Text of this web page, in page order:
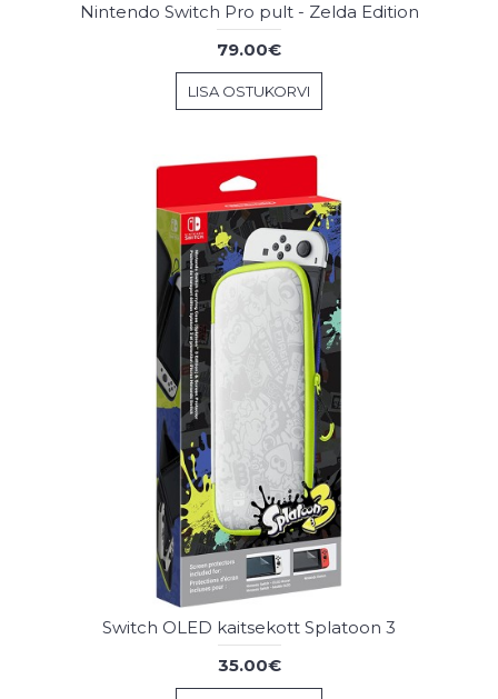
Nintendo Switch Pro pult - Zelda Edition
79.00€
LISA OSTUKORVI
Switch OLED kaitsekott Splatoon 3
35.00€